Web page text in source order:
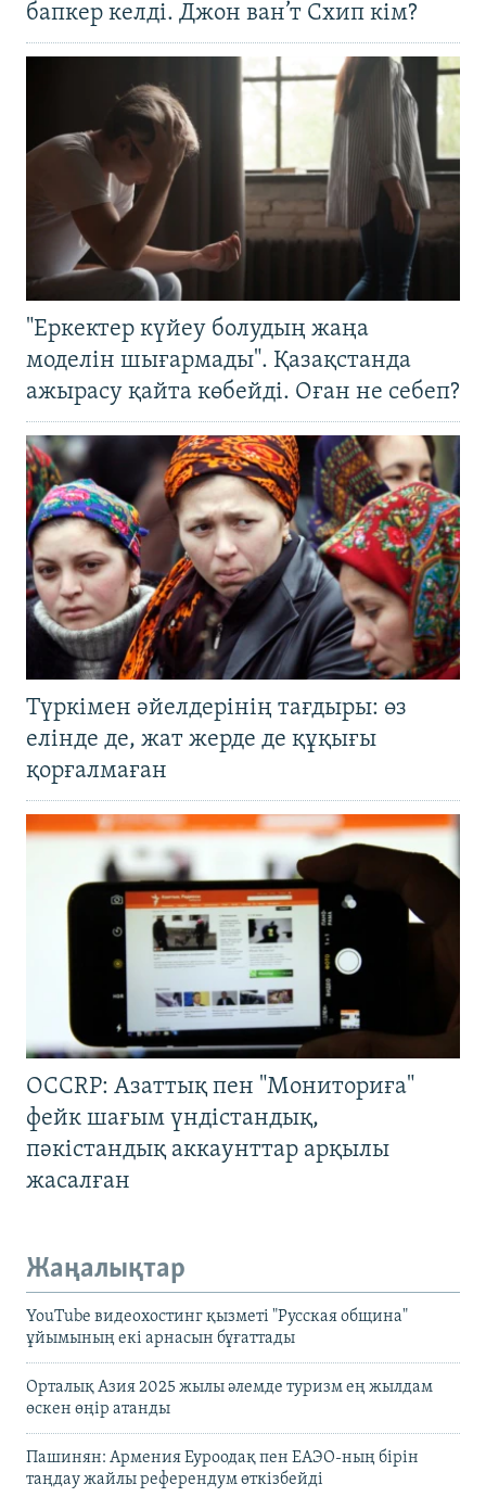
бапкер келді. Джон ван’т Схип кім?
"Еркектер күйеу болудың жаңа
моделін шығармады". Қазақстанда
ажырасу қайта көбейді. Оған не себеп?
Түркімен әйелдерінің тағдыры: өз
елінде де, жат жерде де құқығы
қорғалмаған
OCCRP: Азаттық пен "Мониториға"
фейк шағым үндістандық,
пәкістандық аккаунттар арқылы
жасалған
Жаңалықтар
YouTube видеохостинг қызметі "Русская община"
ұйымының екі арнасын бұғаттады
Орталық Азия 2025 жылы әлемде туризм ең жылдам
өскен өңір атанды
Пашинян: Армения Еуроодақ пен ЕАЭО-ның бірін
таңдау жайлы референдум өткізбейді